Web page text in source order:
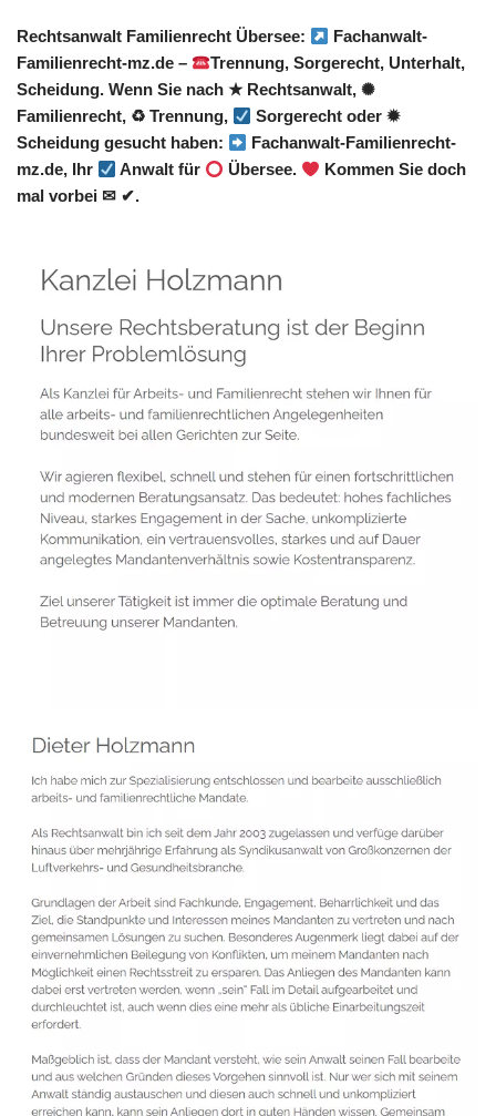
Rechtsanwalt Familienrecht Übersee:
Fachanwalt-
Familienrecht-mz.de –
Trennung, Sorgerecht, Unterhalt,
Scheidung. Wenn Sie nach ★ Rechtsanwalt, ✺
Familienrecht, ♻ Trennung,
Sorgerecht oder ✹
Scheidung gesucht haben:
Fachanwalt-Familienrecht-
mz.de, Ihr
Anwalt für Übersee.
Kommen Sie doch
mal vorbei ✉ ✔.